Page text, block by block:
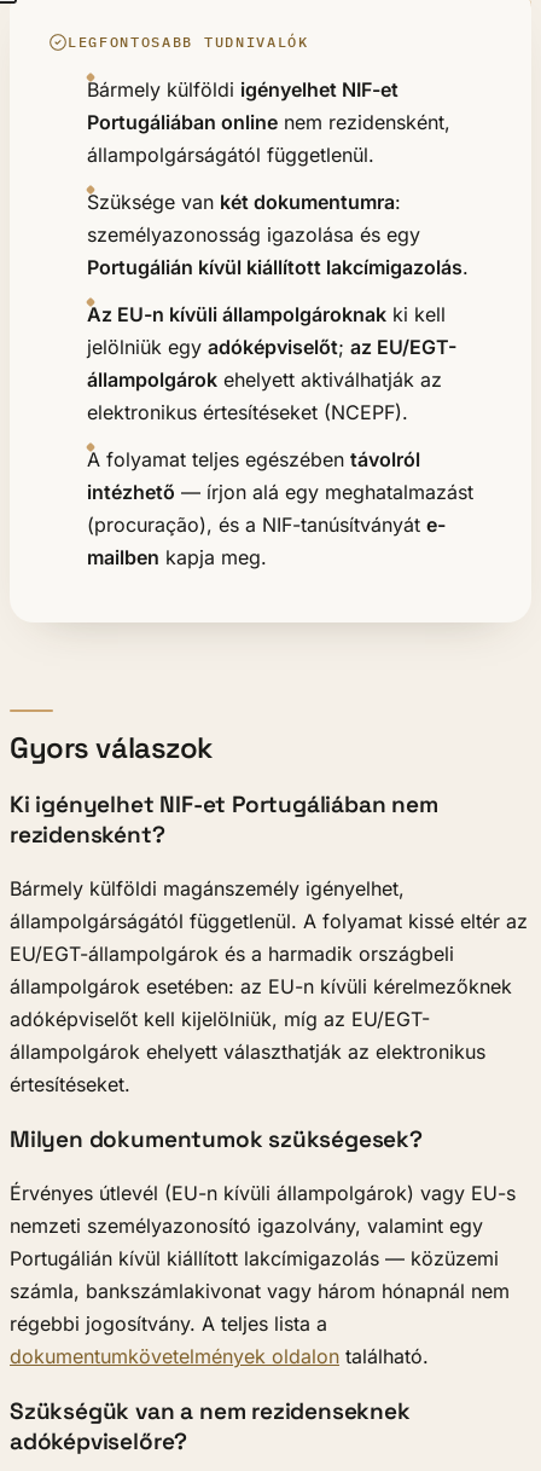
LEGFONTOSABB TUDNIVALÓK
Bármely külföldi igényelhet NIF-et
Portugáliában online nem rezidensként,
állampolgárságától függetlenül.
Szüksége van két dokumentumra:
személyazonosság igazolása és egy
Portugálián kívül kiállított lakcímigazolás.
Az EU-n kívüli állampolgároknak ki kell
jelölniük egy adóképviselőt; az EU/EGT-
állampolgárok ehelyett aktiválhatják az
elektronikus értesítéseket (NCEPF).
A folyamat teljes egészében távolról
intézhető — írjon alá egy meghatalmazást
(procuração), és a NIF-tanúsítványát e-
mailben kapja meg.
Gyors válaszok
Ki igényelhet NIF-et Portugáliában nem
rezidensként?
Bármely külföldi magánszemély igényelhet,
állampolgárságától függetlenül. A folyamat kissé eltér az
EU/EGT-állampolgárok és a harmadik országbeli
állampolgárok esetében: az EU-n kívüli kérelmezőknek
adóképviselőt kell kijelölniük, míg az EU/EGT-
állampolgárok ehelyett választhatják az elektronikus
értesítéseket.
Milyen dokumentumok szükségesek?
Érvényes útlevél (EU-n kívüli állampolgárok) vagy EU-s
nemzeti személyazonosító igazolvány, valamint egy
Portugálián kívül kiállított lakcímigazolás — közüzemi
számla, bankszámlakivonat vagy három hónapnál nem
régebbi jogosítvány. A teljes lista a
dokumentumkövetelmények oldalon található.
Szükségük van a nem rezidenseknek
adóképviselőre?